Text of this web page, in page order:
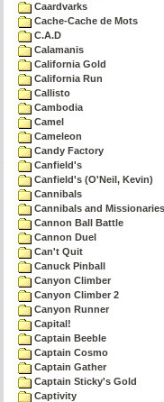
Caardvarks
Cache-Cache de Mots
C.A.D
Calamanis
California Gold
California Run
Callisto
Cambodia
Camel
Cameleon
Candy Factory
Canfield's
Canfield's (O'Neil, Kevin)
Cannibals
Cannibals and Missionaries
Cannon Ball Battle
Cannon Duel
Can't Quit
Canuck Pinball
Canyon Climber
Canyon Climber 2
Canyon Runner
Capital!
Captain Beeble
Captain Cosmo
Captain Gather
Captain Sticky's Gold
Captivity